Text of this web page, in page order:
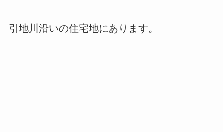
引地川沿いの住宅地にあります。